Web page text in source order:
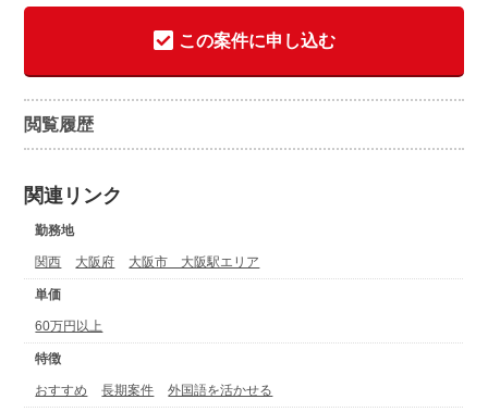
この案件に申し込む
閲覧履歴
関連リンク
勤務地
関西 大阪府 大阪市 大阪駅エリア
単価
60万円以上
特徴
おすすめ 長期案件 外国語を活かせる